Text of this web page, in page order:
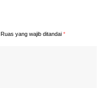
Ruas yang wajib ditandai *